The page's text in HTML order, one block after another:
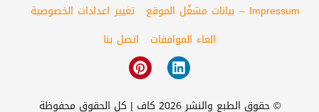
© حقوق الطبع والنشر 2026 كاف | كل الحقوق محفوظة
Impressum – بيانات مشغّل الموقع
تغيير اعدادات الخصوصية
الغاء الموافقات
اتصل بنا